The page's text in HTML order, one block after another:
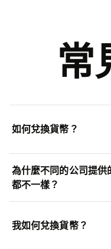
常
如何兌換貨幣？
為什麼不同的公司提供
都不一樣？
我如何兌換貨幣？